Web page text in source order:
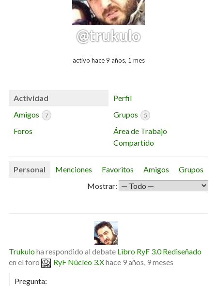
@trukulo
activo hace 9 años, 1 mes
Actividad
Perfil
Amigos
7 Grupos 5
Foros
Área de Trabajo
Compartido
Personal Menciones Favoritos Amigos
Grupos
Mostrar:
Trukuloha respondido al debate Libro RyF 3.0 Rediseñado
en el foro
RyF Núcleo 3.Xhace 9 años, 9 meses
Pregunta: